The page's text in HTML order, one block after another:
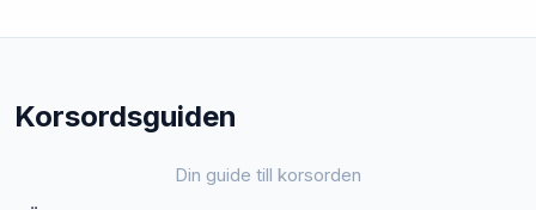
Korsordsguiden
Din guide till korsorden